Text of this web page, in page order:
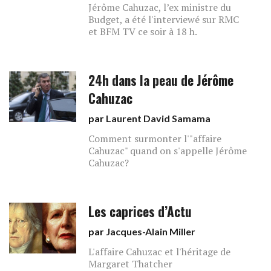
Jérôme Cahuzac, l’ex ministre du
Budget, a été l'interviewé sur RMC
et BFM TV ce soir à 18 h.
24h dans la peau de Jérôme
Cahuzac
par Laurent David Samama
Comment surmonter l'"affaire
Cahuzac" quand on s'appelle Jérôme
Cahuzac?
Les caprices d’Actu
par Jacques-Alain Miller
L'affaire Cahuzac et l'héritage de
Margaret Thatcher